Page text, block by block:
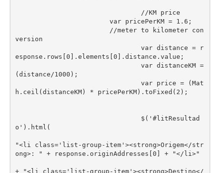
version
esponse.rows[0].elements[0].distance.value;
(distance/1000);
h.ceil(distanceKM) * pricePerKM).toFixed(2);
o').html(
"<li class='list-group-item'><strong>Origem</str
ong>: " + response.originAddresses[0] + "</li>"
+ "<li class='list-group-item'><strong>Destino</